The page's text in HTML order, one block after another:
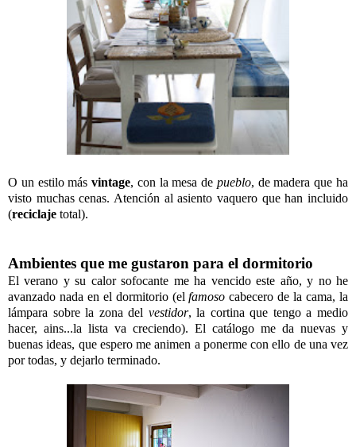
O un estilo másvintage, con la mesa de pueblo, de madera que ha
visto muchas cenas. Atención al asiento vaquero que han incluido
(reciclaje total).
Ambientes que me gustaron para el dormitorio
El verano y su calor sofocante me ha vencido este año, y no he
avanzado nada en el dormitorio (elfamosocabecero de la cama, la
lámpara sobre la zona del vestidor, la cortina que tengo a medio
hacer, ains...la lista va creciendo). El catálogo me da nuevas y
buenas ideas, que espero me animen a ponerme con ello de una vez
por todas, y dejarlo terminado.